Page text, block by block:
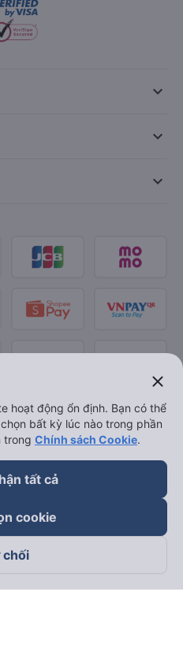
keyboard_arrow_down
keyboard_arrow_down
keyboard_arrow_down
close
hoạt động ổn định. Bạn có thể
bất kỳ lúc nào trong phần
trong Chính sách Cookie.
tất cả
cookie
chối